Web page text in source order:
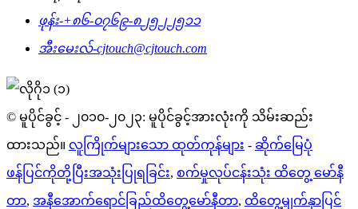
ဖုန်း-+၈၆-၀၇၆၉-၈၂၅၂၂၅၁၁
အီးမေးလ်-cjtouch@cjtouch.com
© မူပိုင်ခွင့် - ၂၀၁၀-၂၀၂၃: မူပိုင်ခွင့်အားလုံးကို သိမ်းဆည်း
ထားသည်။ လူကြိုက်များသော ထုတ်ကုန်များ - ဆိုက်မြေပုံ
ဖန်ပြင်ကိုတို့ပြီးအသုံးပြုရခြင်း, စက်မှုလုပ်ငန်းသုံး ထိတွေ့ မော်နီ
တာ, အနီအောက်ရောင်ခြည်ထိတွေ့မော်နီတာ, ထိတွေ့မျက်နှာပြင်